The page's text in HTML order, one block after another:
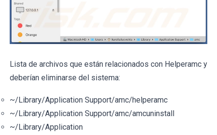
Lista de archivos que están relacionados con Helperamc y
deberían eliminarse del sistema:
~/Library/Application Support/amc/helperamc
~/Library/Application Support/amc/amcuninstall
~/Library/Application